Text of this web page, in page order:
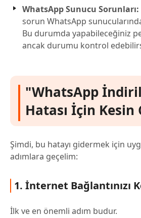
WhatsApp Sunucu Sorunları:
sorun WhatsApp
Bu durumda yapabileceğiniz
ancak durumu kontrol
"WhatsApp
Hatası İçin Kesin
Şimdi, bu hatayı gidermek için
adımlara geçelim:
1. İnternet Bağlantınızı
İlk ve en önemli adım budur.